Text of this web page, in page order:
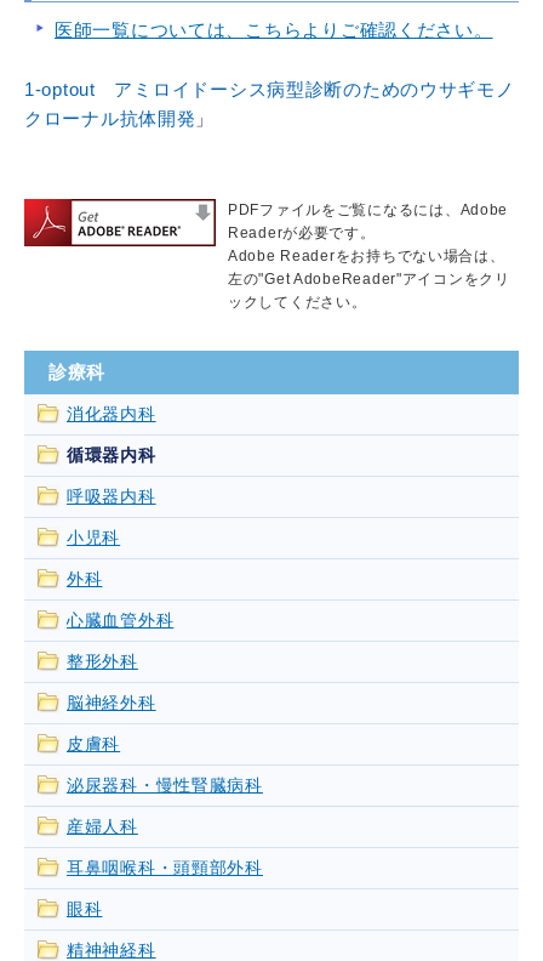
医師一覧については、こちらよりご確認ください。
1-optout アミロイドーシス病型診断のためのウサギモノ
クローナル抗体開発 」
PDFファイルをご覧になるには、Adobe
Readerが必要です。
Adobe Readerをお持ちでない場合は、
左の"Get AdobeReader"アイコンをクリ
ックしてください。
診療科
消化器内科
循環器内科
呼吸器内科
小児科
外科
心臓血管外科
整形外科
脳神経外科
皮膚科
泌尿器科・慢性腎臓病科
産婦人科
耳鼻咽喉科・頭頸部外科
眼科
精神神経科